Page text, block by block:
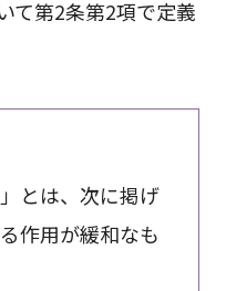
て第2条第2項で定義
とは、次に掲げ
作用が緩和なも